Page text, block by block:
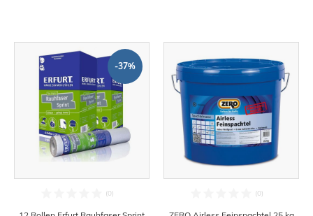
-37%